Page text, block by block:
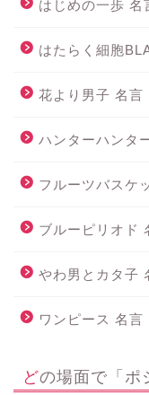
はじめの一歩 名
はたらく細胞
花より男子 名言
ハンターハンタ
フルーツバスケ
ブルーピリオド
やわ男とカタ子
ワンピース 名言
どの場面で「